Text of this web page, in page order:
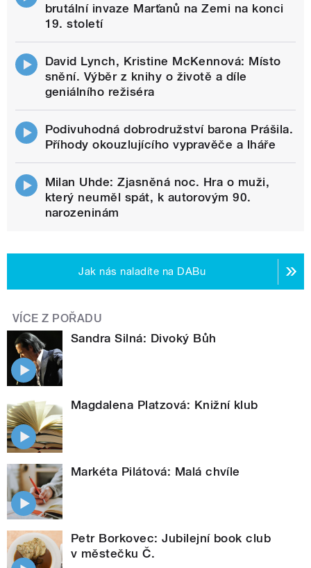
brutální invaze Marťanů na Zemi na konci
19. století
David Lynch, Kristine McKennová: Místo
snění. Výběr z knihy o životě a díle
geniálního režiséra
Podivuhodná dobrodružství barona Prášila.
Příhody okouzlujícího vypravěče a lháře
Milan Uhde: Zjasněná noc. Hra o muži,
který neuměl spát, k autorovým 90.
narozeninám
Jak nás naladíte na DABu
VÍCE Z POŘADU
Sandra Silná: Divoký Bůh
Magdalena Platzová: Knižní klub
Markéta Pilátová: Malá chvíle
Petr Borkovec: Jubilejní book club
v městečku Č.